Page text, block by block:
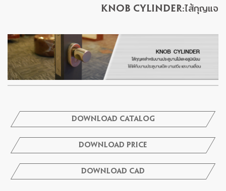
Knob Cylinder:ไส้กุญแจ
Download Catalog
Download Price
Download Cad